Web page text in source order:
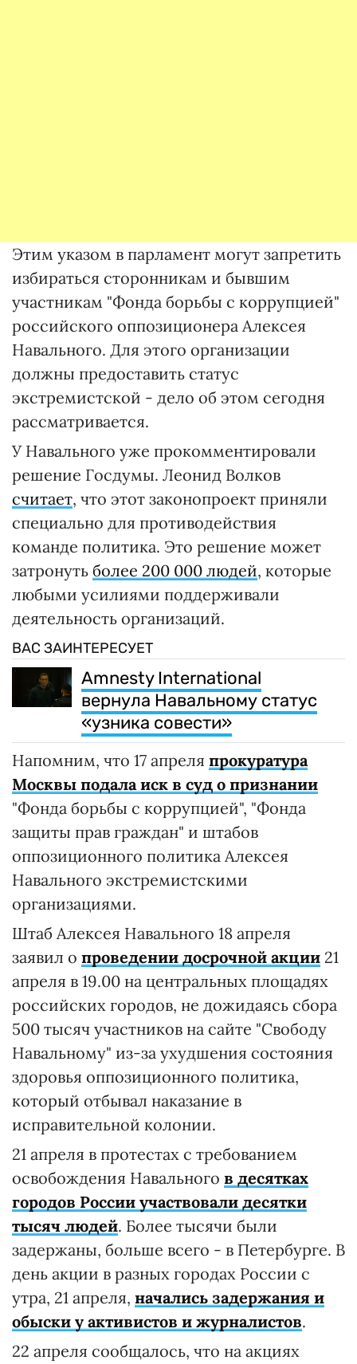
Этим указом в парламент могут запретить
избираться сторонникам и бывшим
участникам "Фонда борьбы с коррупцией"
российского оппозиционера Алексея
Навального. Для этого организации
должны предоставить статус
экстремистской - дело об этом сегодня
рассматривается.
У Навального уже прокомментировали
решение Госдумы. Леонид Волков
считает, что этот законопроект приняли
специально для противодействия
команде политика. Это решение может
затронуть более 200 000 людей, которые
любыми усилиями поддерживали
деятельность организаций.
ВАС ЗАИНТЕРЕСУЕТ
Amnesty International
вернула Навальному статус
«узника совести»
Напомним, что 17 апреля прокуратура
Москвы подала иск в суд о признании
"Фонда борьбы с коррупцией", "Фонда
защиты прав граждан" и штабов
оппозиционного политика Алексея
Навального экстремистскими
организациями.
Штаб Алексея Навального 18 апреля
заявил о проведении досрочной акции 21
апреля в 19.00 на центральных площадях
российских городов, не дожидаясь сбора
500 тысяч участников на сайте "Свободу
Навальному" из-за ухудшения состояния
здоровья оппозиционного политика,
который отбывал наказание в
исправительной колонии.
21 апреля в протестах с требованием
освобождения Навального в десятках
городов России участвовали десятки
тысяч людей. Более тысячи были
задержаны, больше всего - в Петербурге. В
день акции в разных городах России с
утра, 21 апреля, начались задержания и
обыски у активистов и журналистов.
22 апреля сообщалось, что на акциях